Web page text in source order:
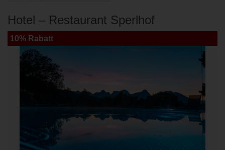
Hotel – Restaurant Sperlhof
10% Rabatt